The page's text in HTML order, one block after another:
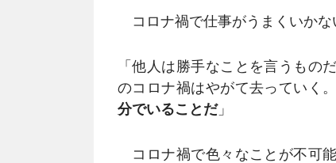
コロナ禍で仕事がうまくいかな
「他人は勝手なことを言うもの
のコロナ禍はやがて去っていく。
分でいることだ」
コロナ禍で色々なことが不可